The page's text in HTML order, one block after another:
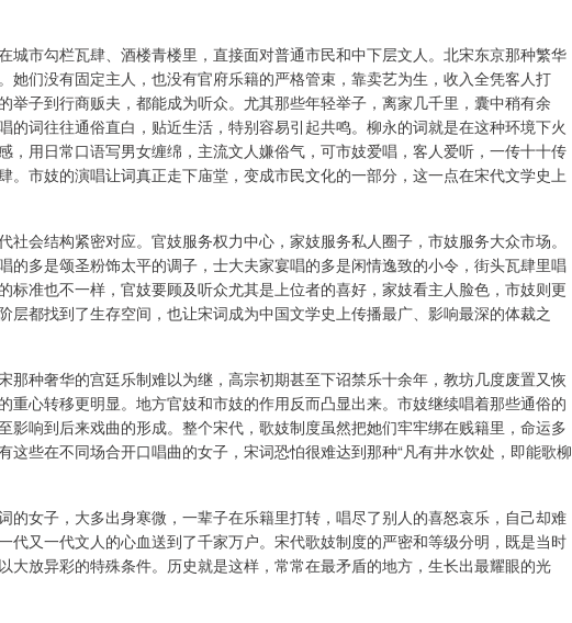
城市勾栏瓦肆、酒楼青楼里，直接面对普通市民和中下层文人。北宋东京那种繁华
她们没有固定主人，也没有官府乐籍的严格管束，靠卖艺为生，收入全凭客人打
举子到行商贩夫，都能成为听众。尤其那些年轻举子，离家几千里，囊中稍有余
的词往往通俗直白，贴近生活，特别容易引起共鸣。柳永的词就是在这种环境下火
，用日常口语写男女缠绵，主流文人嫌俗气，可市妓爱唱，客人爱听，一传十十传
。市妓的演唱让词真正走下庙堂，变成市民文化的一部分，这一点在宋代文学史上
会结构紧密对应。官妓服务权力中心，家妓服务私人圈子，市妓服务大众市场。
的多是颂圣粉饰太平的调子，士大夫家宴唱的多是闲情逸致的小令，街头瓦肆里唱
标准也不一样，官妓要顾及听众尤其是上位者的喜好，家妓看主人脸色，市妓则更
层都找到了生存空间，也让宋词成为中国文学史上传播最广、影响最深的体裁之
那种奢华的宫廷乐制难以为继，高宗初期甚至下诏禁乐十余年，教坊几度废置又恢
重心转移更明显。地方官妓和市妓的作用反而凸显出来。市妓继续唱着那些通俗的
影响到后来戏曲的形成。整个宋代，歌妓制度虽然把她们牢牢绑在贱籍里，命运多
这些在不同场合开口唱曲的女子，宋词恐怕很难达到那种“凡有井水饮处，即能歌柳
的女子，大多出身寒微，一辈子在乐籍里打转，唱尽了别人的喜怒哀乐，自己却难
代又一代文人的心血送到了千家万户。宋代歌妓制度的严密和等级分明，既是当时
大放异彩的特殊条件。历史就是这样，常常在最矛盾的地方，生长出最耀眼的光
200.89 1.42% 沪深300 4694.44 43.13 0.93%